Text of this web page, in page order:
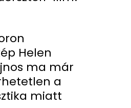
Helen
ma már
a
miatt